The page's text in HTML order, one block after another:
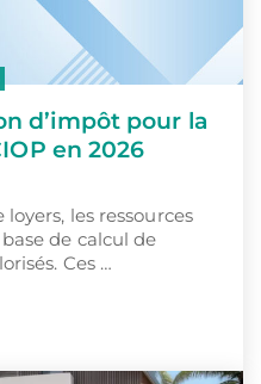
d’impôt pour la
en 2026
les ressources
de calcul de
Ces …